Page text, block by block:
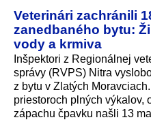
Veterinári zachránili
zanedbaného bytu:
vody a krmiva
Inšpektori z Regionálnej
správy (RVPS) Nitra
z bytu v Zlatých
priestoroch plných výkalov,
zápachu čpavku našli 13